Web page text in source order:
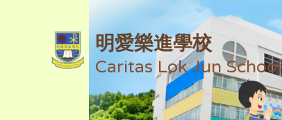
明愛樂進學校
Caritas Lok Jun School